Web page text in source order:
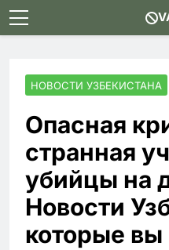
Skip
to
НОВОСТИ УЗБЕКИСТАНА
Опасная
странная
убийцы на
Новости
которые вы